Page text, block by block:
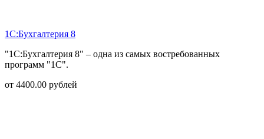
1С:Бухгалтерия 8
"1С:Бухгалтерия 8" – одна из самых востребованных
программ "1С".
от 4400.00 рублей